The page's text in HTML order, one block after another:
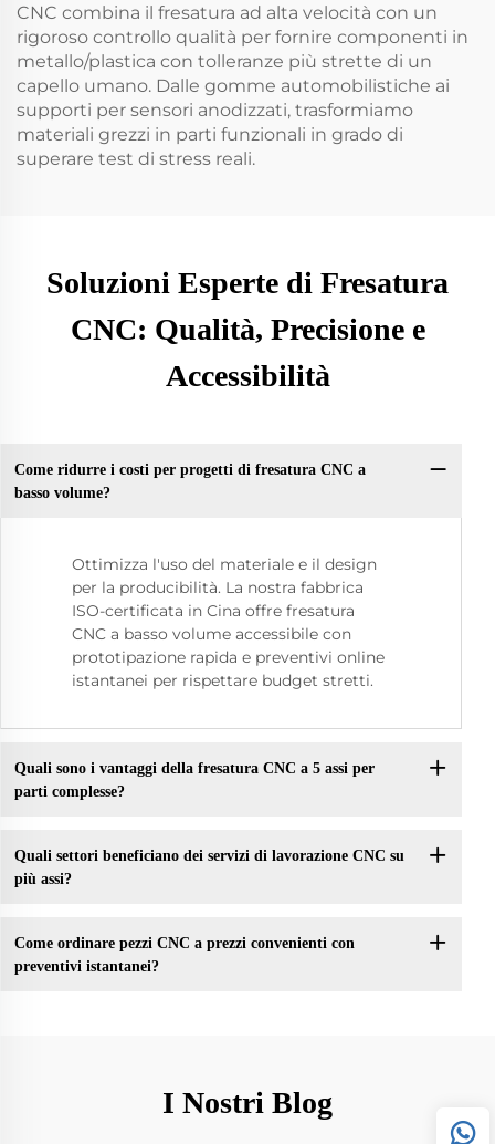
CNC combina il fresatura ad alta velocità con un
rigoroso controllo qualità per fornire componenti in
metallo/plastica con tolleranze più strette di un
capello umano. Dalle gomme automobilistiche ai
supporti per sensori anodizzati, trasformiamo
materiali grezzi in parti funzionali in grado di
superare test di stress reali.
Soluzioni Esperte di Fresatura
CNC: Qualità, Precisione e
Accessibilità
Come ridurre i costi per progetti di fresatura CNC a
basso volume?
Ottimizza l'uso del materiale e il design
per la producibilità. La nostra fabbrica
ISO-certificata in Cina offre fresatura
CNC a basso volume accessibile con
prototipazione rapida e preventivi online
istantanei per rispettare budget stretti.
Quali sono i vantaggi della fresatura CNC a 5 assi per
parti complesse?
Quali settori beneficiano dei servizi di lavorazione CNC su
più assi?
Come ordinare pezzi CNC a prezzi convenienti con
preventivi istantanei?
I Nostri Blog